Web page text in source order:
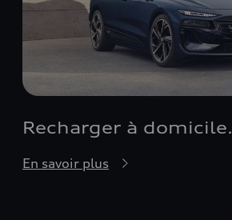
Recharger à domicile.
En savoir plus